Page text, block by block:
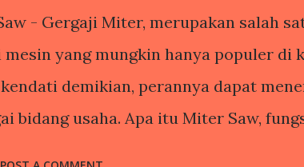
- Gergaji Miter, merupakan salah
mesin yang mungkin hanya populer di
demikian, perannya dapat
bidang usaha. Apa itu Miter Saw,